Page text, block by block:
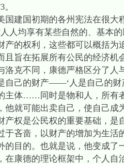
。
国初期的各州宪法在很大程
人均享有某些自然的、基本
产的权利，这些都可以概括为
且旨在拓展所有公民的经济机
不同，康德严格区分了人与
自己的财产——‘人是自己的财
主体……同时是物和人，所有
他就可能出卖自己，使自己成
产权是公民权的重要基础，是
于吝啬，以财产的增加为生活
的目的。也就是说，他变成了
在康德的理论框架中，个人自